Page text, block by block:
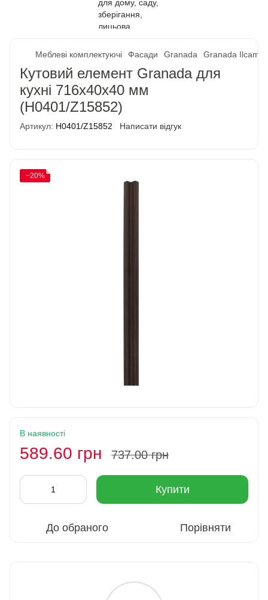
Меблеві комплектуючі Фасади Granada Granada Ilcam
Кутовий елемент Granada для
кухні 716х40х40 мм
(H0401/Z15852)
Артикул: H0401/Z15852 Написати відгук
−20%
В наявності
589.60 грн 737.00 грн
Купити
До обраного Порівняти